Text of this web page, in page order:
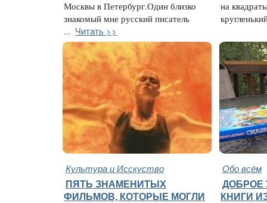
Москвы в Петербург.Один близко
знакомый мне русский писатель
... Читать >>
на
Культура и Исскуство Обо всём
ПЯТЬ ЗНАМЕНИТЫХ
ФИЛЬМОВ, КОТОРЫЕ МОГЛИ
ДОБРОЕ
КНИГИ